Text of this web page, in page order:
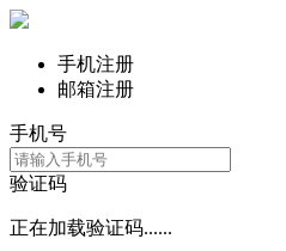
手机注册
邮箱注册
手机号
验证码
正在加载验证码......